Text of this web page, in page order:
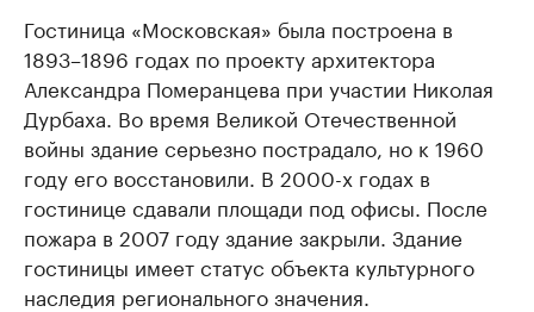
Гостиница «Московская» была построена в
1893–1896 годах по проекту архитектора
Александра Померанцева при участии Николая
Дурбаха. Во время Великой Отечественной
войны здание серьезно пострадало, но к 1960
году его восстановили. В 2000-х годах в
гостинице сдавали площади под офисы. После
пожара в 2007 году здание закрыли. Здание
гостиницы имеет статус объекта культурного
наследия регионального значения.